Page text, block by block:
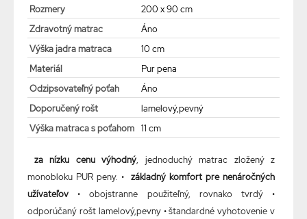
Rozmery
200 x 90 cm
Zdravotný matrac
Áno
Výška jadra matraca
10 cm
Materiál
Pur pena
Odzipsovateľný poťah
Áno
Doporučený rošt
lamelový,pevný
Výška matraca s poťahom 11 cm
za nízku cenu výhodný, jednoduchý matrac zložený z
monobloku PUR peny. • základný komfort pre nenáročných
užívateľov • obojstranne použiteľný, rovnako tvrdý •
odporúčaný rošt lamelový,pevny • štandardné vyhotovenie v